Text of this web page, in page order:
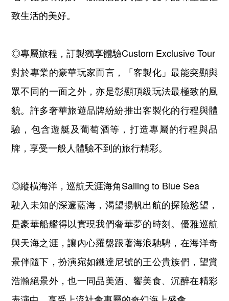
致生活的美好。
◎專屬旅程，訂製獨享體驗Custom Exclusive Tour
對於專業的豪華玩家而言，「客製化」最能突顯與
眾不同的一面之外，亦是彰顯頂級玩法最極致的風
貌。許多奢華旅遊品牌紛紛推出客製化的行程與體
驗，包含遊艇及葡萄酒等，打造專屬的行程與品
牌，享受一般人體驗不到的旅行精彩。
◎縱橫海洋，巡航天涯海角Sailing to Blue Sea
駛入未知的深邃藍海，渴望揚帆出航的探險慾望，
是豪華船艦得以實現我們奢華夢的時刻。優雅巡航
與天海之涯，讓內心羅盤跟著海浪馳騁，在海洋奇
景伴隨下，扮演宛如鐵達尼號的王公貴族們，望賞
浩瀚絕景外，也一同品美酒、饗美食、沉醉在精彩